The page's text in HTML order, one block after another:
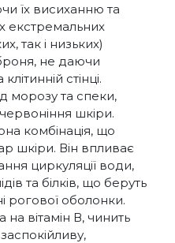
їх висиханню та
екстремальних
так і низьких)
не даючи
стінці.
морозу та спеки,
шкіри.
комбінація, що
шкіри. Він впливає
циркуляції води,
та білків, що беруть
рогової оболонки.
вітамін В, чинить